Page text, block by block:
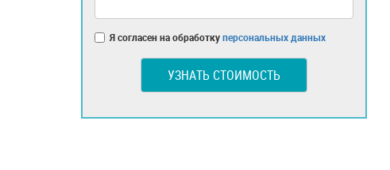
Я согласен на обработкуперсональных данных
УЗНАТЬ СТОИМОСТЬ